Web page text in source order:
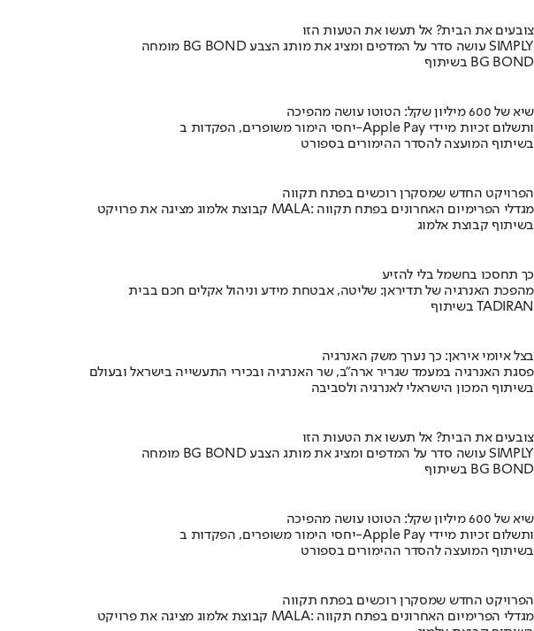
צובעים את הבית? אל תעשו את הטעות הזו
מומחה BG BOND עושה סדר על המדפים ומציג את מותג הצבע SIMPLY
בשיתוף BG BOND
שיא של 600 מיליון שקל: הטוטו עושה מהפיכה
יחסי הימור משופרים, הפקדות ב-Apple Pay ותשלום זכיות מיידי
בשיתוף המועצה להסדר ההימורים בספורט
הפרויקט החדש שמסקרן רוכשים בפתח תקווה
קבוצת אלמוג מציגה את פרויקט MALA: מגדלי הפרימיום האחרונים בפתח תקווה
בשיתוף קבוצת אלמוג
כך תחסכו בחשמל בלי להזיע
מהפכת האנרגיה של תדיראן: שליטה, אבטחת מידע וניהול אקלים חכם בבית
בשיתוף TADIRAN
בצל איומי איראן: כך נערך משק האנרגיה
פסגת האנרגיה במעמד שגריר ארה"ב, שר האנרגיה ובכירי התעשייה בישראל ובעולם
בשיתוף המכון הישראלי לאנרגיה ולסביבה
צובעים את הבית? אל תעשו את הטעות הזו
מומחה BG BOND עושה סדר על המדפים ומציג את מותג הצבע SIMPLY
בשיתוף BG BOND
שיא של 600 מיליון שקל: הטוטו עושה מהפיכה
יחסי הימור משופרים, הפקדות ב-Apple Pay ותשלום זכיות מיידי
בשיתוף המועצה להסדר ההימורים בספורט
הפרויקט החדש שמסקרן רוכשים בפתח תקווה
קבוצת אלמוג מציגה את פרויקט MALA: מגדלי הפרימיום האחרונים בפתח תקווה